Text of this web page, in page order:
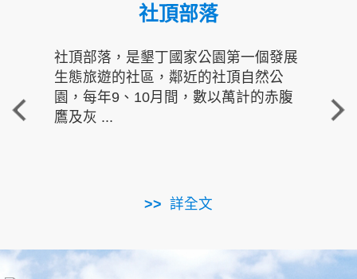
社頂部落
社頂部落，是墾丁國家公園第一個發展
生態旅遊的社區，鄰近的社頂自然公
園，每年9、10月間，數以萬計的赤腹
鷹及灰 ...
詳全文
重
走進